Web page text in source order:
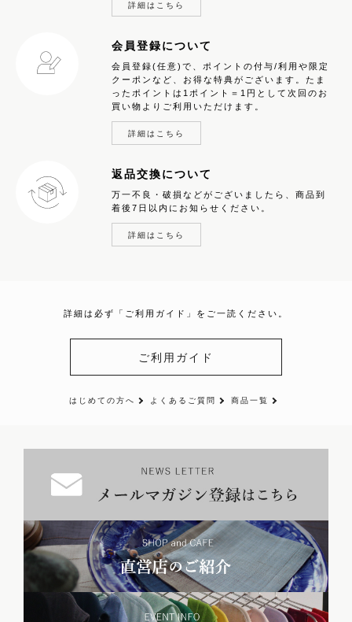
詳細はこちら
会員登録について
会員登録(任意)で、ポイントの付与/利用や限定
クーポンなど、お得な特典がございます。たま
ったポイントは1ポイント＝1円として次回のお
買い物よりご利用いただけます。
詳細はこちら
返品交換について
万一不良・破損などがございましたら、商品到
着後7日以内にお知らせください。
詳細はこちら
詳細は必ず「ご利用ガイド」をご一読ください。
ご利用ガイド
はじめての方へ よくあるご質問 商品一覧